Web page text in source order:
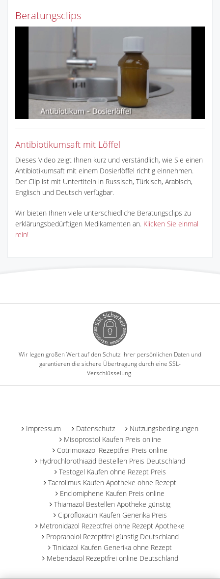
Beratungsclips
Antibiotikumsaft mit Löffel
Dieses Video zeigt Ihnen kurz und verständlich, wie Sie einen
Antibiotikumsaft mit einem Dosierlöffel richtig einnehmen.
Der Clip ist mit Untertiteln in Russisch, Türkisch, Arabisch,
Englisch und Deutsch verfügbar.
Wir bieten Ihnen viele unterschiedliche Beratungsclips zu
erklärungsbedürftigen Medikamenten an. Klicken Sie einmal
rein!
Wir legen großen Wert auf den Schutz Ihrer persönlichen Daten und
garantieren die sichere Übertragung durch eine SSL-
Verschlüsselung.
Impressum Datenschutz
Nutzungsbedingungen
Misoprostol Kaufen Preis online
Cotrimoxazol Rezeptfrei Preis online
Hydrochlorothiazid Bestellen Preis Deutschland
Testogel Kaufen ohne Rezept Preis
Tacrolimus Kaufen Apotheke ohne Rezept
Enclomiphene Kaufen Preis online
Thiamazol Bestellen Apotheke günstig
Ciprofloxacin Kaufen Generika Preis
Metronidazol Rezeptfrei ohne Rezept Apotheke
Propranolol Rezeptfrei günstig Deutschland
Tinidazol Kaufen Generika ohne Rezept
Mebendazol Rezeptfrei online Deutschland